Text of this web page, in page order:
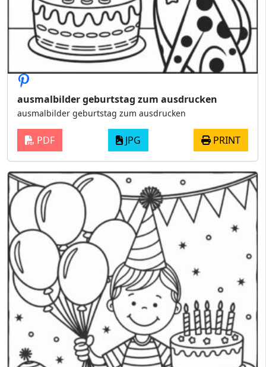
ausmalbilder geburtstag zum ausdrucken
ausmalbilder geburtstag zum ausdrucken
PDF JPG PRINT